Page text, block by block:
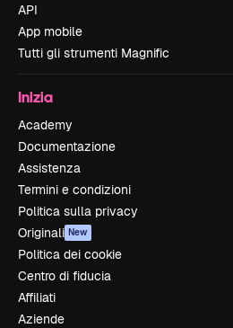
API
App mobile
Tutti gli strumenti Magnific
Inizia
Academy
Documentazione
Assistenza
Termini e condizioni
Politica sulla privacy
Originali New
Politica dei cookie
Centro di fiducia
Affiliati
Aziende